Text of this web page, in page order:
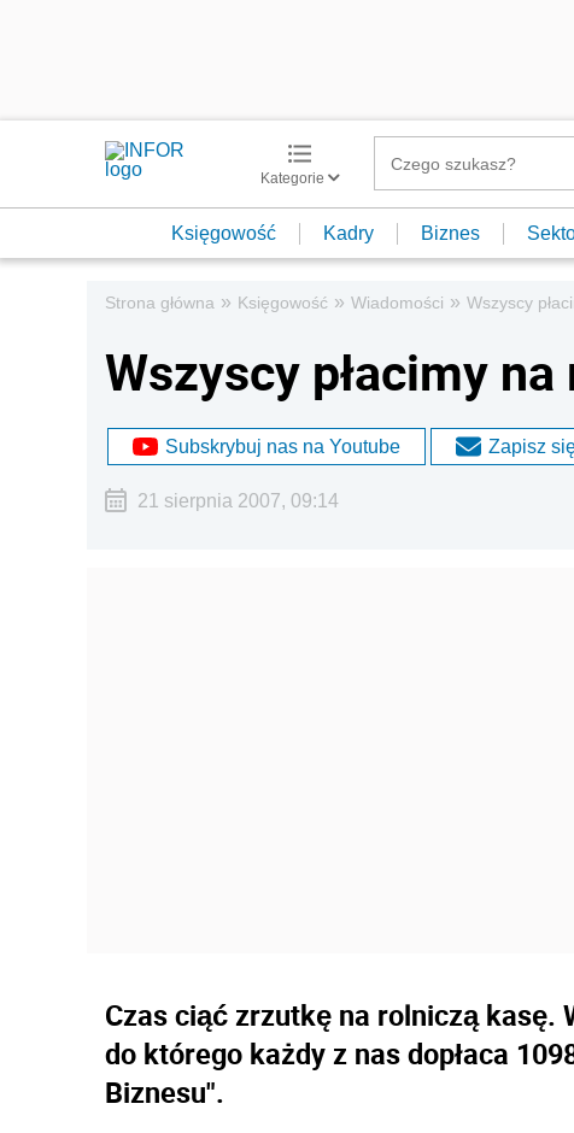
Kategorie
Księgowość Kadry Biznes
Strona główna » Księgowość » Wiadomości » Wszyscy
Wszyscy płacimy
Subskrybuj nas na Youtube Zapisz
21 sierpnia 2007, 09:14
Czas ciąć zrzutkę na rolniczą kasę.
do którego każdy z nas dopłaca
Biznesu".